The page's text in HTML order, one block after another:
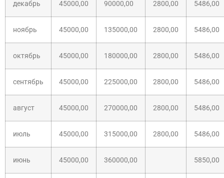
декабрь 45000,00 90000,00 2800,00 5486,00
ноябрь 45000,00 135000,00 2800,00 5486,00
октябрь 45000,00 180000,00 2800,00 5486,00
сентябрь 45000,00 225000,00 2800,00 5486,00
август 45000,00 270000,00 2800,00 5486,00
июль 45000,00 315000,00 2800,00 5486,00
июнь 45000,00 360000,00 5850,00